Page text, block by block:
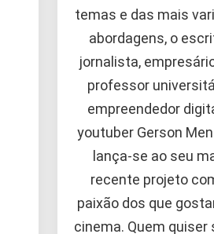
temas e das mais
abordagens, o
jornalista,
professor
empreendedor
youtuber Gerson
lança-se ao seu
recente projeto
paixão dos que
cinema. Quem quiser